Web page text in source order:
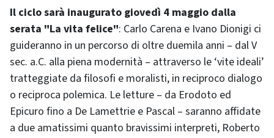
Il ciclo sarà inaugurato giovedì 4 maggio dalla
serata "La vita felice": Carlo Carena e Ivano Dionigi ci
guideranno in un percorso di oltre duemila anni – dal V
sec. a.C. alla piena modernità ‒ attraverso le ‘vite ideali’
tratteggiate da filosofi e moralisti, in reciproco dialogo
o reciproca polemica. Le letture – da Erodoto ed
Epicuro fino a De Lamettrie e Pascal ‒ saranno affidate
a due amatissimi quanto bravissimi interpreti, Roberto